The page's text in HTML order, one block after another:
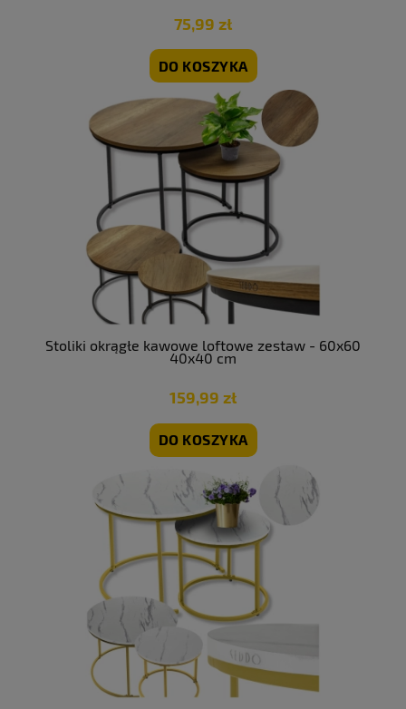
75,99 zł
DO KOSZYKA
Stoliki okrągłe kawowe loftowe zestaw - 60x60
40x40 cm
159,99 zł
DO KOSZYKA